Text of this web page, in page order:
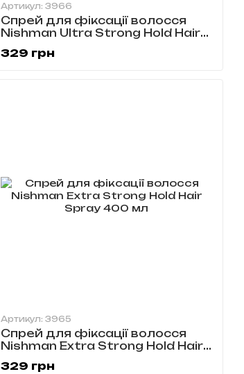
Артикул: 3966
Спрей для фіксації волосся
Nishman Ultra Strong Hold Hair
329 грн
Артикул: 3965
Спрей для фіксації волосся
Nishman Extra Strong Hold Hair
329 грн